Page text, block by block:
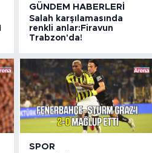
GÜNDEM HABERLERI
Salah karşılamasında
renkli anlar:Firavun
Trabzon'da!
SPOR